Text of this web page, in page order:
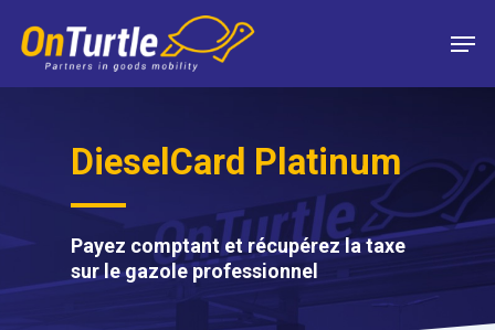
main
content
DieselCard Platinum
Payez comptant et récupérez la taxe
sur le gazole professionnel